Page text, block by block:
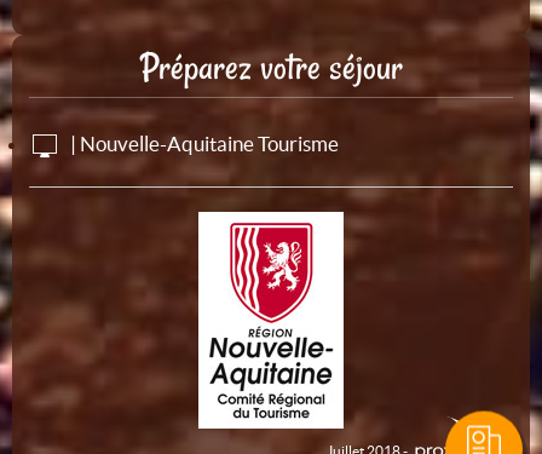
Préparez votre séjour
| Nouvelle-Aquitaine Tourisme